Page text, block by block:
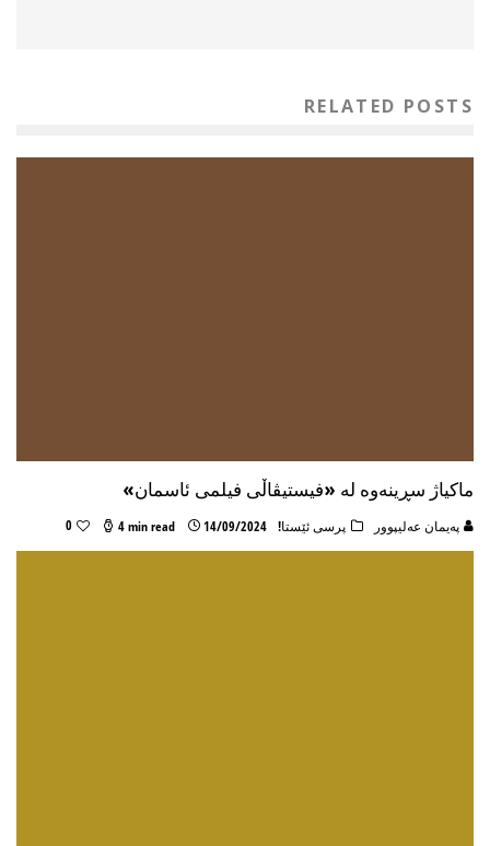
RELATED POSTS
ماکیاژ سڕینەوە لە «فیستیڤاڵی فیلمی ئاسمان»
پەیمان عەلیپوور پرسی ئێستا! 14/09/2024
4 min read
0